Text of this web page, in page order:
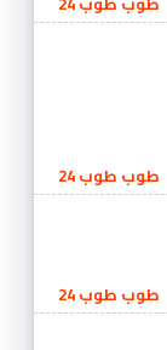
طوب طوب 24
طوب طوب 24